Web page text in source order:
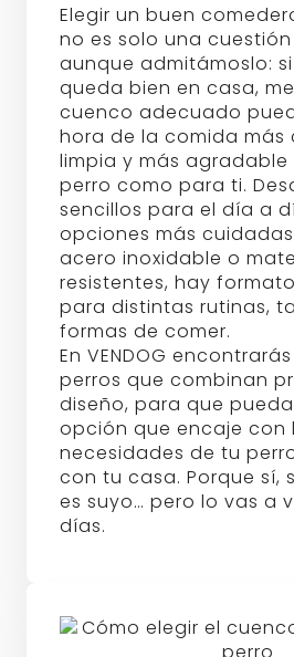
Elegir un buen
no es solo una
aunque admitámoslo:
queda bien en casa,
cuenco adecuado
hora de la comida más
limpia y más
perro como para ti.
sencillos para el día a
opciones más
acero inoxidable o
resistentes, hay
para distintas rutinas,
formas de comer.
En VENDOG
perros que combinan
diseño, para que
opción que encaje con
necesidades de tu
con tu casa. Porque sí,
es suyo… pero lo vas a
días.